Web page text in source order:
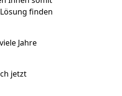
finden
Jahre
jetzt